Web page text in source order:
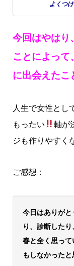
よくつ
今回はやはり
ことによって
に出会えたこ
人生で女性とし
もったい
軸が
ジも作りやすく
ご感想：
今日はありが
り、診断した
春と全く思っ
もしなかったと